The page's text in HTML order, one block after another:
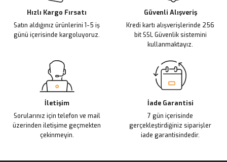
Ürün fiyatı diğer sitelerden daha pahalı.
Bu ürüne benzer farklı alternatifler olmalı.
Hızlı Kargo Fırsatı
Satın aldığınız ürünlerini 1-5 iş
günü içerisinde kargoluyoruz.
Güvenli Alışveriş
Kredi kartı alışverişlerinde 256
bit SSL Güvenlik sistemini
kullanmaktayız.
İletişim
Sorularınız için telefon ve mail
üzerinden iletişime geçmekten
çekinmeyin.
İade Garantisi
7 gün içerisinde
gerçekleştirdiğiniz siparişler
iade garantisindedir.